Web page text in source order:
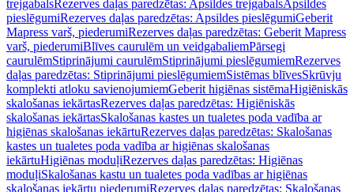
trejgabalsRezerves daļas paredzētas: Apsildes trejgabalsApsildes
pieslēgumiRezerves daļas paredzētas: Apsildes pieslēgumiGeberit
Mapress varš, piederumiRezerves daļas paredzētas: Geberit Mapress
varš, piederumiBlīves caurulēm un veidgabaliemPārsegi
caurulēmStiprinājumi caurulēmStiprinājumi pieslēgumiemRezerves
daļas paredzētas: Stiprinājumi pieslēgumiemSistēmas blīvesSkrūvju
komplekti atloku savienojumiemGeberit higiēnas sistēmaHigiēniskās
skalošanas iekārtasRezerves daļas paredzētas: Higiēniskās
skalošanas iekārtasSkalošanas kastes un tualetes poda vadība ar
higiēnas skalošanas iekārtuRezerves daļas paredzētas: Skalošanas
kastes un tualetes poda vadība ar higiēnas skalošanas
iekārtuHigiēnas moduļiRezerves daļas paredzētas: Higiēnas
moduļiSkalošanas kastu un tualetes poda vadības ar higiēnas
skalošanas iekārtu piederumiRezerves daļas paredzētas: Skalošanas